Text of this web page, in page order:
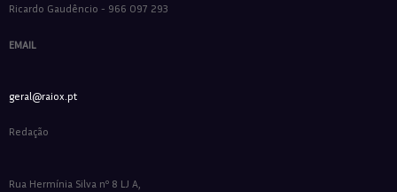
Ricardo Gaudêncio - 966 097 293
EMAIL
geral@raiox.pt
Redação
Rua Hermínia Silva nº 8 LJ A,